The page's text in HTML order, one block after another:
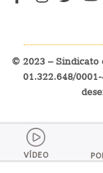
© 2023 – Sindicato
01.322.648/
VÍDEO